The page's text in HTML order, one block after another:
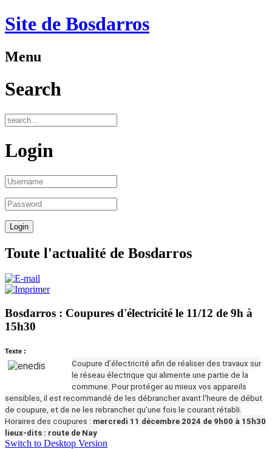
Site de Bosdarros
Menu
Search
Login
Toute l'actualité de Bosdarros
Bosdarros : Coupures d'électricité le 11/12 de 9h à
15h30
Texte :
Coupure d’électricité afin de réaliser des travaux sur
le réseau électrique qui alimente une partie de la
commune. Pour protéger au mieux vos appareils
sensibles, il est recommandé de les débrancher avant l'heure de début
de coupure, et de ne les rebrancher qu’une fois le courant rétabli.
Horaires des coupures : mercredi 11 décembre 2024 de 9h00 à 15h30
lieux-dits : route de Nay
Switch to Desktop Version